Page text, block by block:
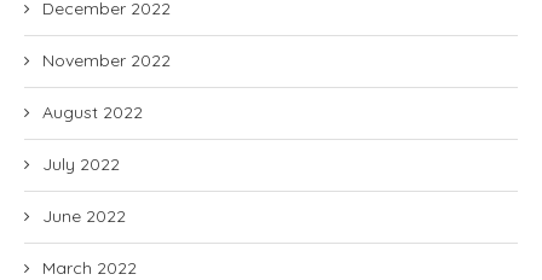
December 2022
November 2022
August 2022
July 2022
June 2022
March 2022